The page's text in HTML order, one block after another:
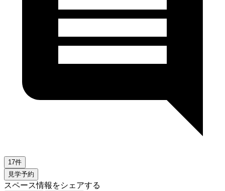
17件
見学予約
スペース情報をシェアする